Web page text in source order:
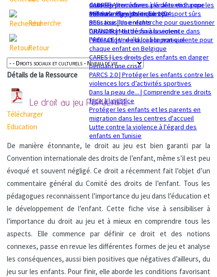
sexuelle
Mémorandum politique 2024
dans les procédures pénales en Europe
360 Safe Play | Des clubs de sport sûrs
pour tous les enfants
GRANDIR | Mettre fin à la violence dans
l’éducation : de la loi à la pratique
CADRE | Alternatives à la détention pour les
enfants migrants en Europe
RESsaisir | Une recherche pour questionner
l'utilisation du déssaisissement
PREFACE | Une éducation non-violente pour
chaque enfant en Belgique
CARES | Les droits des enfants en danger
pendant une crise
PARCS 2.0 | Protéger les enfants contre les
violences lors d’activités sportives
Dans la peau de... | Comprendre ses droits
face à la justice
Protéger les enfants et les parents en
migration dans les centres d'accueil
Lutte contre la violence à l'égard des
enfants en Tunisie
Recherche
Retour
Détails de la Ressource
Le droit au jeu POPULAIRE
Télécharger
Education
De manière étonnante, le droit au jeu est bien garanti par la
Convention internationale des droits de l’enfant, même s’il est peu
évoqué et souvent négligé. Ce droit a récemment fait l’objet d’un
commentaire général du Comité des droits de l’enfant. Tous les
pédagogues reconnaissent l’importance du jeu dans l’éducation et
le développement de l’enfant. Cette fiche vise à sensibiliser à
l’importance du droit au jeu et à mieux en comprendre tous les
aspects. Elle commence par définir ce droit et des notions
connexes, passe en revue les différentes formes de jeu et analyse
les conséquences, aussi bien positives que négatives d’ailleurs, du
jeu sur les enfants. Pour finir, elle aborde les conditions favorisant